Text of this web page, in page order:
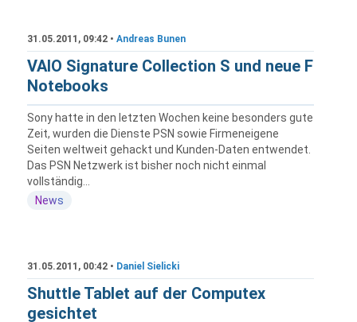
31.05.2011, 09:42 • Andreas Bunen
VAIO Signature Collection S und neue F
Notebooks
Sony hatte in den letzten Wochen keine besonders gute
Zeit, wurden die Dienste PSN sowie Firmeneigene
Seiten weltweit gehackt und Kunden-Daten entwendet.
Das PSN Netzwerk ist bisher noch nicht einmal
vollständig...
News
31.05.2011, 00:42 • Daniel Sielicki
Shuttle Tablet auf der Computex
gesichtet